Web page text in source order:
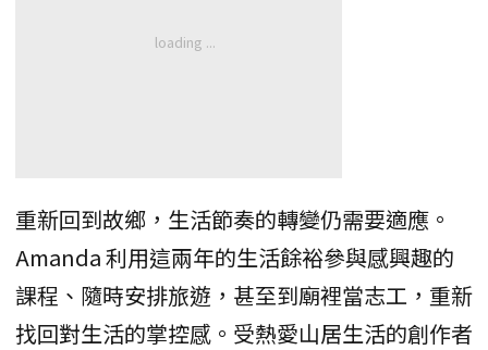
重新回到故鄉，生活節奏的轉變仍需要適應。
Amanda 利用這兩年的生活餘裕參與感興趣的
課程、隨時安排旅遊，甚至到廟裡當志工，重新
找回對生活的掌控感。受熱愛山居生活的創作者